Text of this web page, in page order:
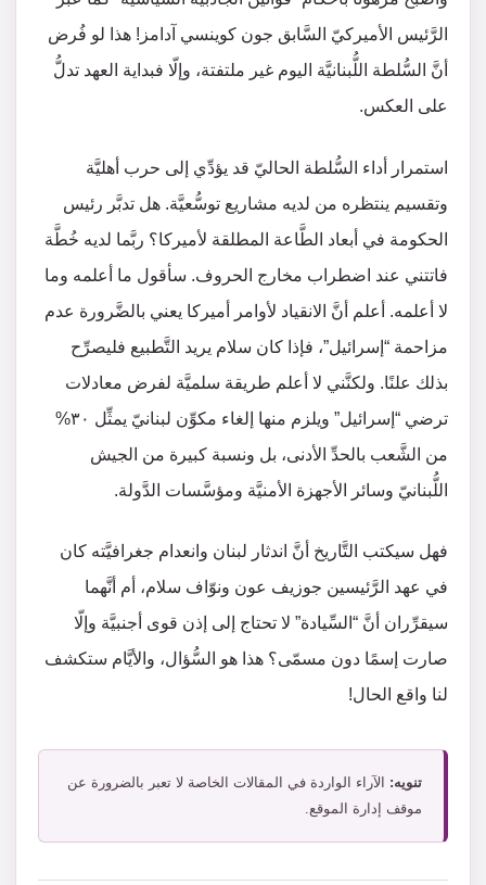
الرَّئيس الأميركيّ السَّابق جون كوينسي آدامز! هذا لو فُرض
أنَّ السُّلطة اللُّبنانيَّة اليوم غير ملتفتة، وإلّا فبداية العهد تدلُّ
على العكس.
استمرار أداء السُّلطة الحاليّ قد يؤدِّي إلى حرب أهليَّة
وتقسيم ينتظره من لديه مشاريع توسُّعيَّة. هل تدبَّر رئيس
الحكومة في أبعاد الطَّاعة المطلقة لأميركا؟ ربَّما لديه خُطَّة
فاتتني عند اضطراب مخارج الحروف. سأقول ما أعلمه وما
لا أعلمه. أعلم أنَّ الانقياد لأوامر أميركا يعني بالضَّرورة عدم
مزاحمة “إسرائيل”، فإذا كان سلام يريد التَّطبيع فليصرِّح
بذلك علنًا. ولكنَّني لا أعلم طريقة سلميَّة لفرض معادلات
ترضي “إسرائيل” ويلزم منها إلغاء مكوِّن لبنانيّ يمثِّل ٣٠%
من الشَّعب بالحدِّ الأدنى، بل ونسبة كبيرة من الجيش
اللُّبنانيّ وسائر الأجهزة الأمنيَّة ومؤسَّسات الدَّولة.
فهل سيكتب التَّاريخ أنَّ اندثار لبنان وانعدام جغرافيَّته كان
في عهد الرَّئيسين جوزيف عون ونوّاف سلام، أم أنَّهما
سيقرِّران أنَّ “السِّيادة” لا تحتاج إلى إذن قوى أجنبيَّة وإلّا
صارت إسمًا دون مسمّى؟ هذا هو السُّؤال، والأيَّام ستكشف
لنا واقع الحال!
تنويه: الآراء الواردة في المقالات الخاصة لا تعبر بالضرورة عن
موقف إدارة الموقع.